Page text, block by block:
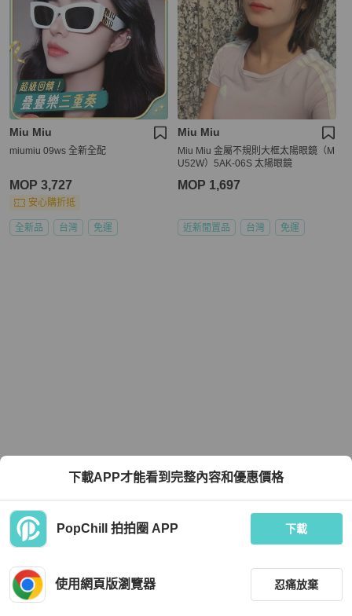
Miu Miu
miumiu 09ws 全新全配
MOP 3,727
安心購折抵
全新品 台灣 免運
Miu Miu
Miu Miu 金屬不規則大框太陽眼鏡（M
U52W）5AK-06S 太陽眼鏡
MOP 1,697
近新閒置品 台灣 免運
下載APP才能看到完整內容和優惠價格
PopChill 拍拍圈 APP 下載
使用網頁版瀏覽器 忍痛放棄